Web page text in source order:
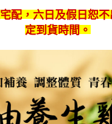
配，六日及假日恕
定到貨時間。